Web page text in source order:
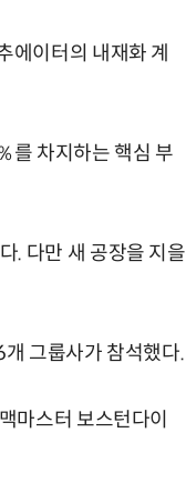
이터의 내재화 계
를 차지하는 핵심 부
. 다만 새 공장을 지을
그룹사가 참석했다.
마스터 보스턴다이